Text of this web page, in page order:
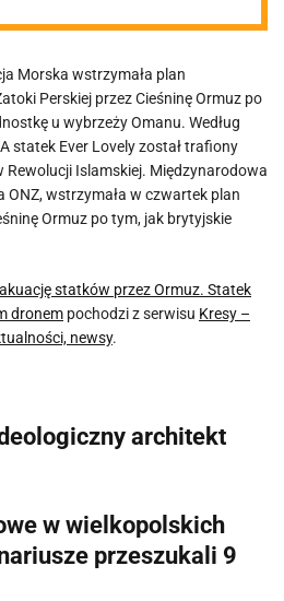
Statek
Morska wstrzymała plan
Perskiej przez Cieśninę Ormuz po
u wybrzeży Omanu. Według
statek Ever Lovely został trafiony
Islamskiej. Międzynarodowa
ONZ, wstrzymała w czwartek plan
Ormuz po tym, jak brytyjskie
statków przez Ormuz. Statek
dronem pochodzi z serwisu Kresy –
newsy.
architekt
w wielkopolskich
przeszukali 9